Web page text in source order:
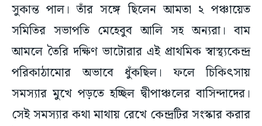
সুকান্ত পাল। তাঁর সঙ্গে ছিলেন আমতা ২ পঞ্চায়েত
সমিতির সভাপতি মেহেবুব আলি সহ অন্যরা। বাম
আমলে তৈরি দক্ষিণ ভাটোরার এই প্রাথমিক স্বাস্থ্যকেন্দ্র
পরিকাঠামোর অভাবে ধুঁকছিল। ফলে চিকিৎসায়
সমস্যার মুখে পড়তে হচ্ছিল দ্বীপাঞ্চলের বাসিন্দাদের।
সেই সমস্যার কথা মাথায় রেখে কেন্দ্রটির সংস্কার করার